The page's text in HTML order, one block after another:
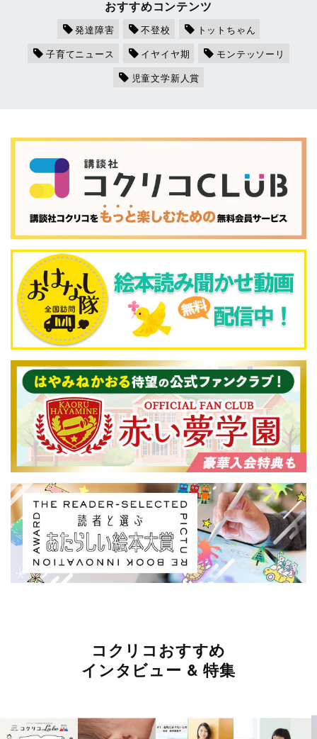
おすすめコンテンツ
発達障害 不登校
トットちゃん
子育てニュース
イヤイヤ期
モンテッソーリ
児童文学新人賞
コクリコおすすめ
インタビュー & 特集